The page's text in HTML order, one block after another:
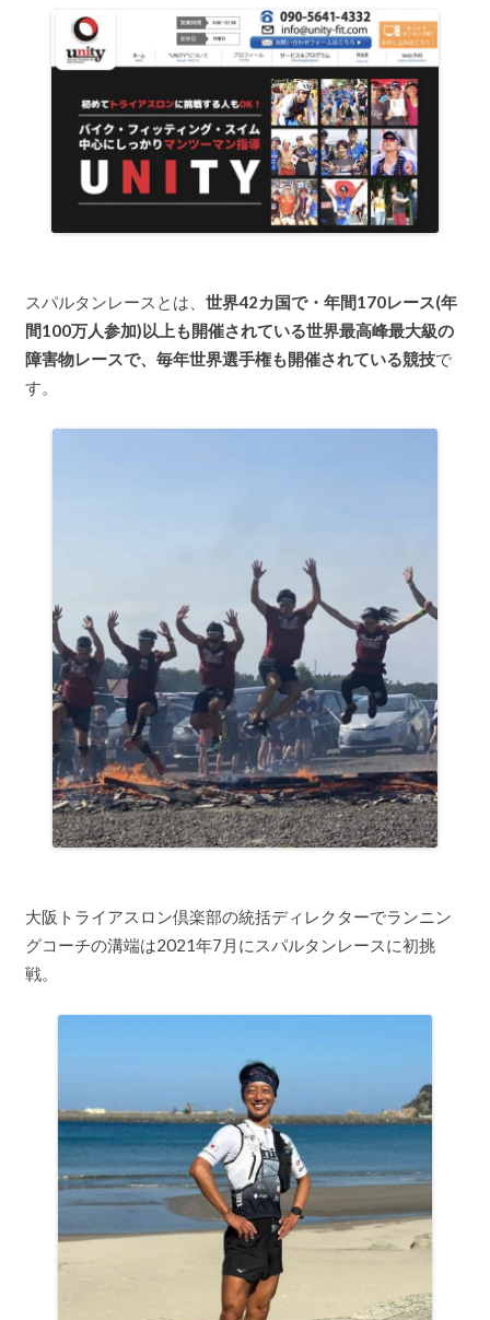
スパルタンレースとは、 世界42カ国で・年間170レース(年
間100万人参加)以上も開催されている世界最高峰最大級の
障害物レースで、毎年世界選手権も開催されている競技で
す。
大阪トライアスロン倶楽部の統括ディレクターでランニン
グコーチの溝端は2021年7月にスパルタンレースに初挑
戦。